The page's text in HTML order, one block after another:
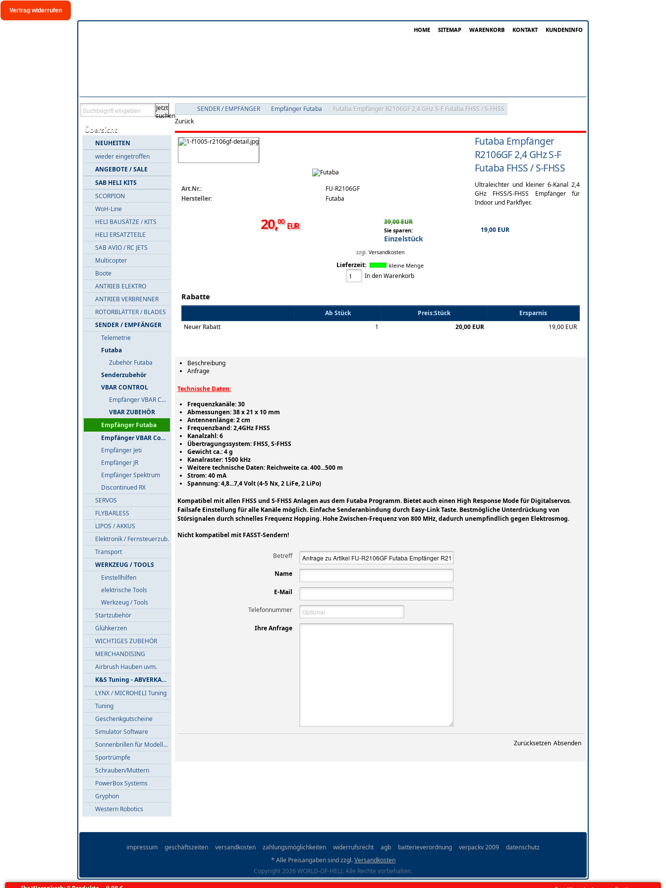
Vertrag widerrufen
HOME SITEMAP WARENKORB KONTAKT KUNDENINFO
Jetzt
suchen
Übersicht
NEUHEITEN
wieder eingetroffen
ANGEBOTE / SALE
SAB HELI KITS
SCORPION
WoH-Line
HELI BAUSÄTZE / KITS
HELI ERSATZTEILE
SAB AVIO / RC JETS
Multicopter
Boote
ANTRIEB ELEKTRO
ANTRIEB VERBRENNER
ROTORBLÄTTER / BLADES
SENDER / EMPFÄNGER
Telemetrie
Futaba
Zubehör Futaba
Senderzubehör
VBAR CONTROL
Empfänger VBAR Control
VBAR ZUBEHÖR
Empfänger Futaba
Empfänger VBAR Control
Empfänger Jeti
Empfänger JR
Empfänger Spektrum
Discontinued RX
SERVOS
FLYBARLESS
LIPOS / AKKUS
Elektronik / Fernsteuerzub.
Transport
WERKZEUG / TOOLS
Einstellhilfen
elektrische Tools
Werkzeug / Tools
Startzubehör
Glühkerzen
WICHTIGES ZUBEHÖR
MERCHANDISING
Airbrush Hauben uvm.
K&S Tuning - ABVERKAUF
LYNX / MICROHELI Tuning
Tuning
Geschenkgutscheine
Simulator Software
Sonnenbrillen für Modellflieger
Sportrümpfe
Schrauben/Muttern
PowerBox Systems
Gryphon
Western Robotics
SENDER / EMPFÄNGER Empfänger Futaba
Futaba Empfänger R2106GF 2,4 GHz S-F Futaba FHSS / S-FHSS
Zurück
Art.Nr.:
FU-R2106GF
Hersteller:
Futaba
Futaba Empfänger
R2106GF 2,4 GHz S-F
Futaba FHSS / S-FHSS
Ultraleichter und kleiner 6-Kanal 2,4
GHz FHSS/S-FHSS Empfänger für
Indoor und Parkflyer.
20,00 EUR 39,00 EUR
Sie sparen: 19,00 EUR
Einzelstück
zzgl. Versandkosten
Lieferzeit: kleine Menge
In den Warenkorb
Rabatte
Ab Stück Preis:Stück
Ersparnis
Neuer Rabatt
1 20,00 EUR 19,00 EUR
Beschreibung
Anfrage
Technische Daten:
Frequenzkanäle: 30
Abmessungen: 38 x 21 x 10 mm
Antennenlänge: 2 cm
Frequenzband: 2,4GHz FHSS
Kanalzahl: 6
Übertragungssystem: FHSS, S-FHSS
Gewicht ca.: 4 g
Kanalraster: 1500 kHz
Weitere technische Daten: Reichweite ca. 400...500 m
Strom: 40 mA
Spannung: 4,8...7,4 Volt (4-5 Nx, 2 LiFe, 2 LiPo)
Kompatibel mit allen FHSS und S-FHSS Anlagen aus dem Futaba Programm. Bietet auch einen High Response Mode für Digitalservos.
Failsafe Einstellung für alle Kanäle möglich. Einfache Senderanbindung durch Easy-Link Taste. Bestmögliche Unterdrückung von
Störsignalen durch schnelles Frequenz Hopping. Hohe Zwischen-Frequenz von 800 MHz, dadurch unempfindlich gegen Elektrosmog.
Nicht kompatibel mit FASST-Sendern!
Betreff
Name
E-Mail
Telefonnummer
Ihre Anfrage
Zurücksetzen Absenden
impressum geschäftszeiten versandkosten zahlungsmöglichkeiten widerrufsrecht agb batterieverordnung verpackv 2009
datenschutz
* Alle Preisangaben sind zzgl.Versandkosten
Copyright 2026 WORLD-OF-HELI. Alle Rechte vorbehalten.